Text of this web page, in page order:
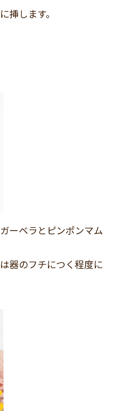
挿します。
ーベラとピンポンマム
器のフチにつく程度に